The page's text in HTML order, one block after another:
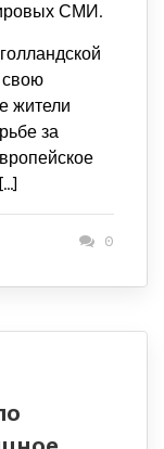
СМИ.
свою
жители
за
0